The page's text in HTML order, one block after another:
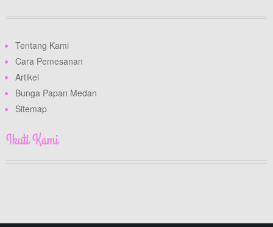
Tentang Kami
Cara Pemesanan
Artikel
Bunga Papan Medan
Sitemap
Ikuti Kami